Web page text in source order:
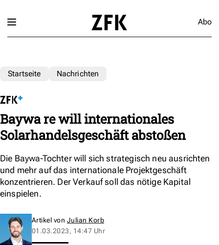
Abo
Startseite Nachrichten
Baywa re will internationales
Solarhandelsgeschäft abstoßen
Die Baywa-Tochter will sich strategisch neu ausrichten
und mehr auf das internationale Projektgeschäft
konzentrieren. Der Verkauf soll das nötige Kapital
einspielen.
Artikel von Julian Korb
01.03.2023, 14:47 Uhr